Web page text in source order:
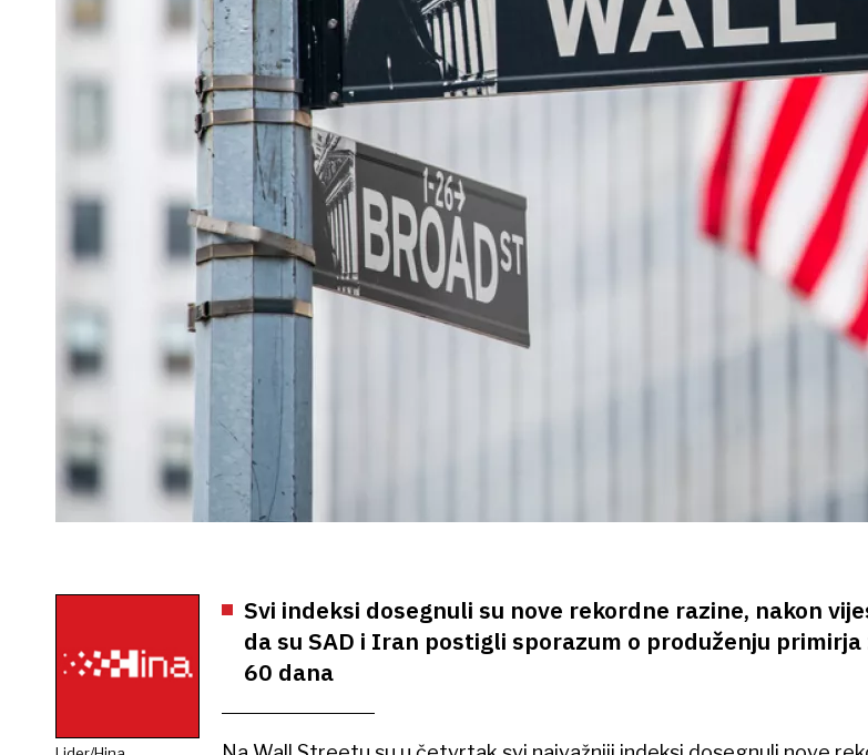
Svi indeksi dosegnuli su nove rekordne razine, nakon
da su SAD i Iran postigli sporazum o produženju primirja
60 dana